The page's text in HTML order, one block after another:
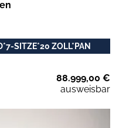
SITZE*20 ZOLL*PAN
88.999,00 €
ausweisbar